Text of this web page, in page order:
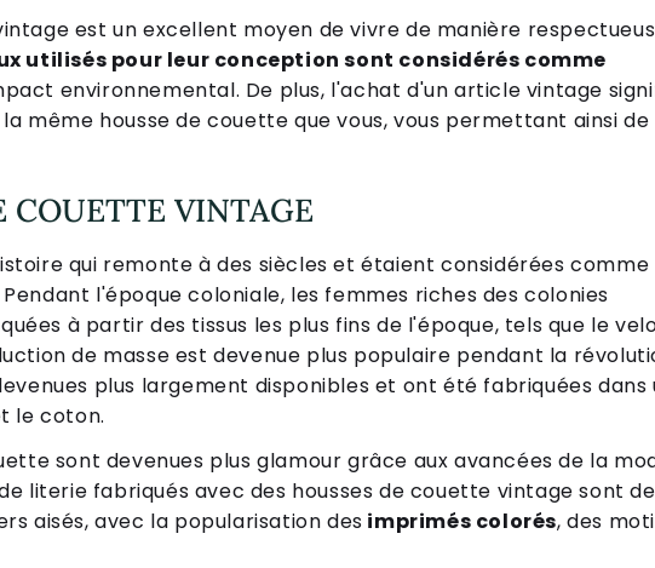
est un excellent moyen de vivre de manière
utilisés pour leur conception sont considérés comme
environnemental. De plus, l'achat d'un article vintage
même housse de couette que vous, vous permettant ainsi de
COUETTE VINTAGE
qui remonte à des siècles et étaient considérées comme
l'époque coloniale, les femmes riches des colonies
à partir des tissus les plus fins de l'époque, tels que le
de masse est devenue plus populaire pendant la
plus largement disponibles et ont été fabriquées dans
le coton.
sont devenues plus glamour grâce aux avancées de la
literie fabriqués avec des housses de couette vintage sont
aisés, avec la popularisation des imprimés colorés, des